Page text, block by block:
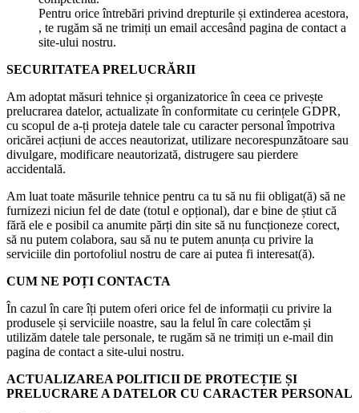
Pentru orice întrebări privind drepturile și extinderea acestora,
, te rugăm să ne trimiți un email accesând pagina de contact a
site-ului nostru.
SECURITATEA PRELUCRĂRII
Am adoptat măsuri tehnice și organizatorice în ceea ce privește
prelucrarea datelor, actualizate în conformitate cu cerințele GDPR,
cu scopul de a-ți proteja datele tale cu caracter personal împotriva
oricărei acțiuni de acces neautorizat, utilizare necorespunzătoare sau
divulgare, modificare neautorizată, distrugere sau pierdere
accidentală.
Am luat toate măsurile tehnice pentru ca tu să nu fii obligat(ă) să ne
furnizezi niciun fel de date (totul e opțional), dar e bine de știut că
fără ele e posibil ca anumite părți din site să nu funcționeze corect,
să nu putem colabora, sau să nu te putem anunța cu privire la
serviciile din portofoliul nostru de care ai putea fi interesat(ă).
CUM NE POȚI CONTACTA
În cazul în care îți putem oferi orice fel de informații cu privire la
produsele și serviciile noastre, sau la felul în care colectăm și
utilizăm datele tale personale, te rugăm să ne trimiți un e-mail din
pagina de contact a site-ului nostru.
ACTUALIZAREA POLITICII DE PROTECȚIE ȘI
PRELUCRARE A DATELOR CU CARACTER PERSONAL